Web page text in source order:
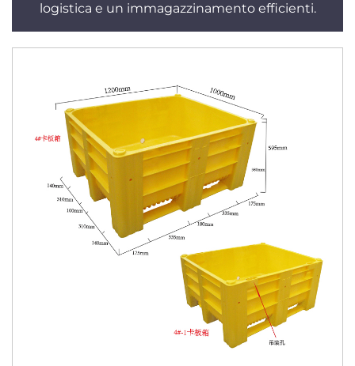
logistica e un immagazzinamento efficienti.